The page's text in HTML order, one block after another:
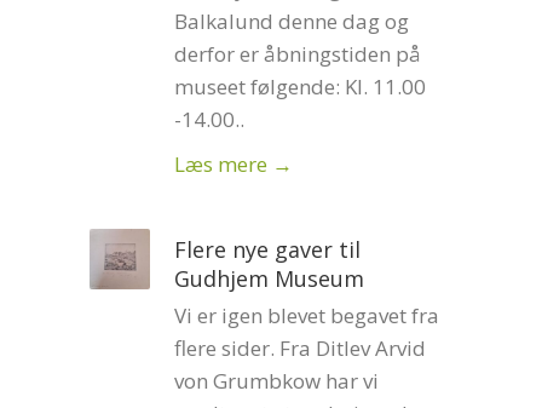
Balkalund denne dag og
derfor er åbningstiden på
museet følgende: Kl. 11.00
-14.00..
Læs mere →
Flere nye gaver til
Gudhjem Museum
Vi er igen blevet begavet fra
flere sider. Fra Ditlev Arvid
von Grumbkow har vi